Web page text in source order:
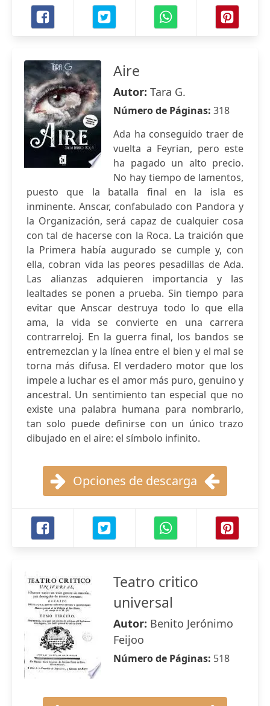
Aire
Autor: Tara G.
Número de Páginas: 318
Ada ha conseguido traer de
vuelta a Feyrian, pero este
ha pagado un alto precio.
No hay tiempo de lamentos,
puesto que la batalla final en la isla es
inminente. Anscar, confabulado con Pandora y
la Organización, será capaz de cualquier cosa
con tal de hacerse con la Roca. La traición que
la Primera había augurado se cumple y, con
ella, cobran vida las peores pesadillas de Ada.
Las alianzas adquieren importancia y las
lealtades se ponen a prueba. Sin tiempo para
evitar que Anscar destruya todo lo que ella
ama, la vida se convierte en una carrera
contrarreloj. En la guerra final, los bandos se
entremezclan y la línea entre el bien y el mal se
torna más difusa. El verdadero motor que los
impele a luchar es el amor más puro, genuino y
ancestral. Un sentimiento tan especial que no
existe una palabra humana para nombrarlo,
tan solo puede definirse con un único trazo
dibujado en el aire: el símbolo infinito.
Opciones de descarga
Teatro critico
universal
Autor: Benito Jerónimo
Feijoo
Número de Páginas: 518